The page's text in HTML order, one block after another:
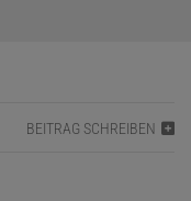
BEITRAG SCHREIBEN